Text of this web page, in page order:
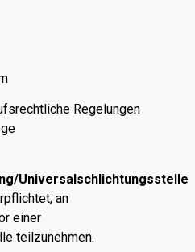
Regelungen
Universalschlichtungsstelle
an
einer
teilzunehmen.